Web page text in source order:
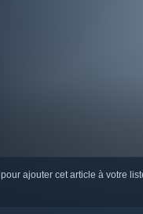
pour ajouter cet article à votre